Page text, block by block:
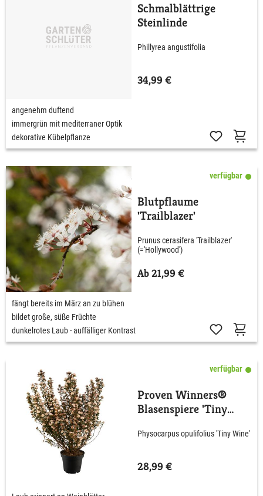
Schmalblättrige
Steinlinde
Phillyrea angustifolia
34,99 €
angenehm duftend
immergrün mit mediterraner Optik
dekorative Kübelpflanze
verfügbar
Blutpflaume
'Trailblazer'
Prunus cerasifera 'Trailblazer'
(='Hollywood')
Ab 21,99 €
fängt bereits im März an zu blühen
bildet große, süße Früchte
dunkelrotes Laub - auffälliger Kontrast
verfügbar
Proven Winners®
Blasenspiere 'Tiny
Physocarpus opulifolius 'Tiny Wine'
28,99 €